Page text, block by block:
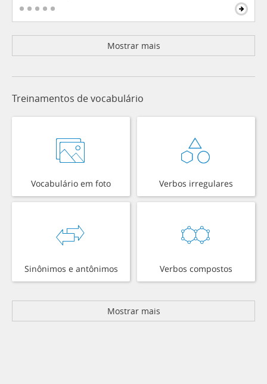
Mostrar mais
Treinamentos de vocabulário
Vocabulário em foto Verbos irregulares
Sinônimos e antônimos Verbos compostos
Mostrar mais